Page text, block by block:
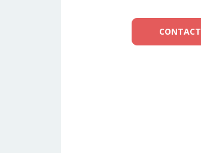
CONTACT